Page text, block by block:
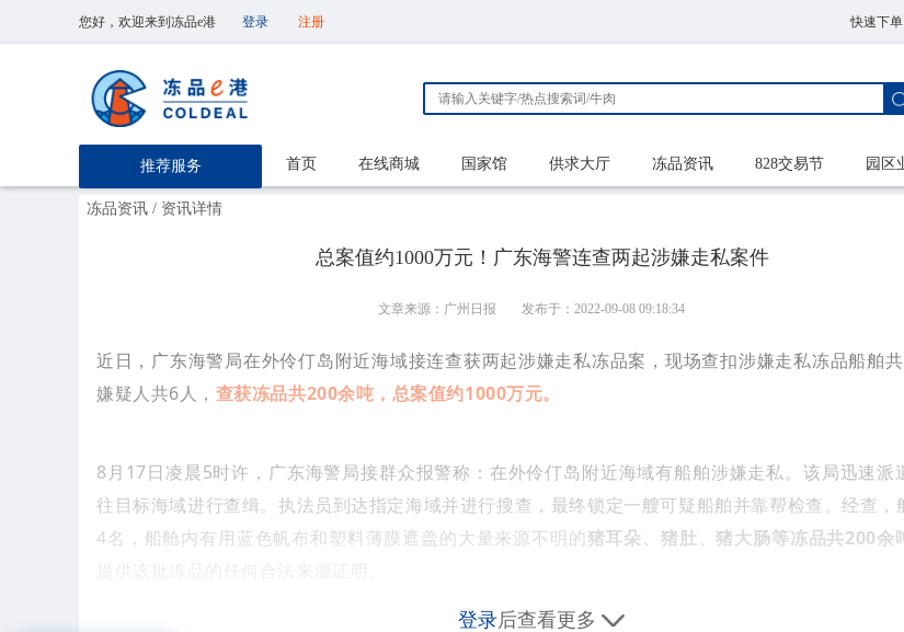
您好，欢迎来到冻品e港 登录 注册 快速下单
推荐服务 首页 在线商城 国家馆 供求大厅 冻品资讯 828交易节 园区
冻品资讯 / 资讯详情
总案值约1000万元！广东海警连查两起涉嫌走私案件
文章来源：广州日报 发布于：2022-09-08 09:18:34
近日，广东海警局在外伶仃岛附近海域接连查获两起涉嫌走私冻品案，现场查扣涉嫌走私冻品船舶
嫌疑人共6人， 查获冻品共200余吨，总案值约1000万元。
8月17日凌晨5时许，广东海警局接群众报警称：在外伶仃岛附近海域有船舶涉嫌走私。该局迅速派
往目标海域进行查缉。执法员到达指定海域并进行搜查，最终锁定一艘可疑船舶并靠帮检查。经查，
4名，船舱内有用蓝色帆布和塑料薄膜遮盖的大量来源不明的猪耳朵、猪肚、猪大肠等冻品共200余
登录后查看更多